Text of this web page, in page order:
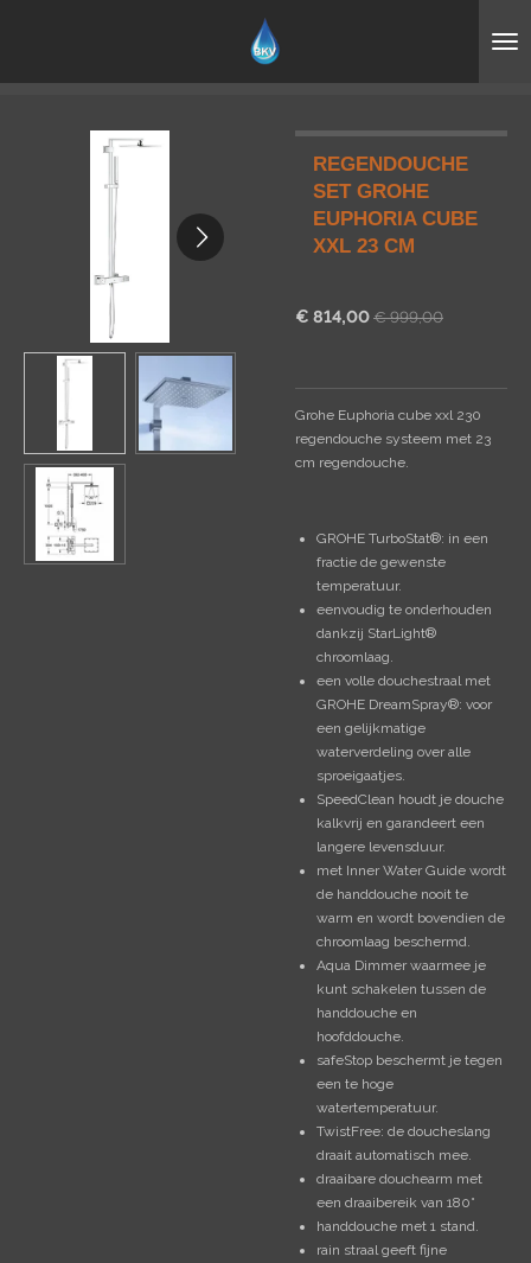
REGENDOUCHE
SET GROHE
EUPHORIA CUBE
XXL 23 CM
€ 814,00 € 999,00
Grohe Euphoria cube xxl 230
regendouche systeem met 23
cm regendouche.
GROHE TurboStat®: in een
fractie de gewenste
temperatuur.
eenvoudig te onderhouden
dankzij StarLight®
chroomlaag.
een volle douchestraal met
GROHE DreamSpray®: voor
een gelijkmatige
waterverdeling over alle
sproeigaatjes.
SpeedClean houdt je douche
kalkvrij en garandeert een
langere levensduur.
met Inner Water Guide wordt
de handdouche nooit te
warm en wordt bovendien de
chroomlaag beschermd.
Aqua Dimmer waarmee je
kunt schakelen tussen de
handdouche en
hoofddouche.
safeStop beschermt je tegen
een te hoge
watertemperatuur.
TwistFree: de doucheslang
draait automatisch mee.
draaibare douchearm met
een draaibereik van 180°
handdouche met 1 stand.
rain straal geeft fijne